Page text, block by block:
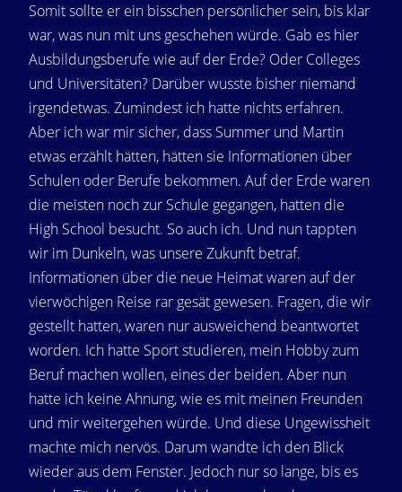
Somit sollte er ein bisschen persönlicher sein, bis klar
war, was nun mit uns geschehen würde. Gab es hier
Ausbildungsberufe wie auf der Erde? Oder Colleges
und Universitäten? Darüber wusste bisher niemand
irgendetwas. Zumindest ich hatte nichts erfahren.
Aber ich war mir sicher, dass Summer und Martin
etwas erzählt hätten, hätten sie Informationen über
Schulen oder Berufe bekommen. Auf der Erde waren
die meisten noch zur Schule gegangen, hatten die
High School besucht. So auch ich. Und nun tappten
wir im Dunkeln, was unsere Zukunft betraf.
Informationen über die neue Heimat waren auf der
vierwöchigen Reise rar gesät gewesen. Fragen, die wir
gestellt hatten, waren nur ausweichend beantwortet
worden. Ich hatte Sport studieren, mein Hobby zum
Beruf machen wollen, eines der beiden. Aber nun
hatte ich keine Ahnung, wie es mit meinen Freunden
und mir weitergehen würde. Und diese Ungewissheit
machte mich nervös. Darum wandte ich den Blick
wieder aus dem Fenster. Jedoch nur so lange, bis es